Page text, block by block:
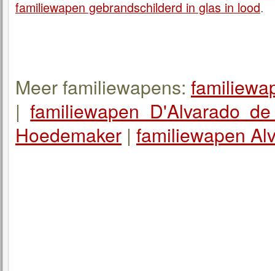
familiewapen gebrandschilderd in glas in lood.
Meer familiewapens:
|familiewapen D'Alvarado
Hoedemaker | familiewapen